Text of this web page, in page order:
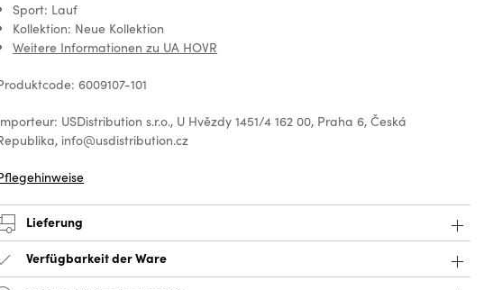
Sport: Lauf
Kollektion: Neue Kollektion
Weitere Informationen zu UA HOVR
6009107-101
USDistribution s.r.o., U Hvězdy 1451/4 162 00, Praha 6, Česká
info@usdistribution.cz
Lieferung
Verfügbarkeit der Ware